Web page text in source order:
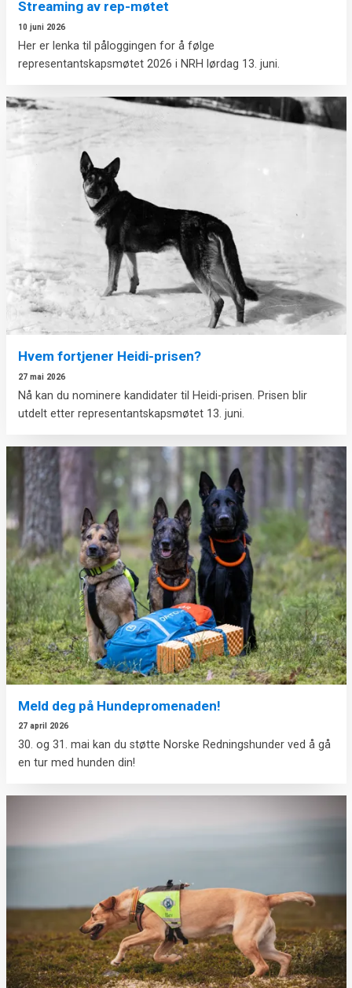
Streaming av rep-møtet
10 juni 2026
Her er lenka til påloggingen for å følge
representantskapsmøtet 2026 i NRH lørdag 13. juni.
Hvem fortjener Heidi-prisen?
27 mai 2026
Nå kan du nominere kandidater til Heidi-prisen. Prisen blir
utdelt etter representantskapsmøtet 13. juni.
Meld deg på Hundepromenaden!
27 april 2026
30. og 31. mai kan du støtte Norske Redningshunder ved å gå
en tur med hunden din!